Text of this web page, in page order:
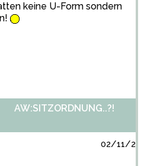
keine U-Form sondern
AW:SITZORDNUNG..?!
02/11/